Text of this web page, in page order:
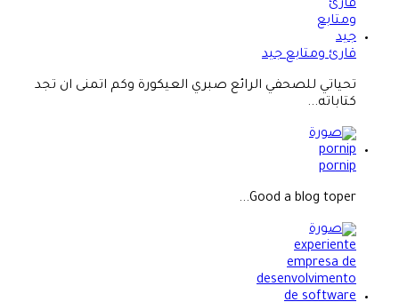
قارئ ومتابع جيد
تحياتي للصحفي الرائع صبري العيكورة وكم اتمنى ان تجد
كتاباته...
pornip
Good a blog toper...